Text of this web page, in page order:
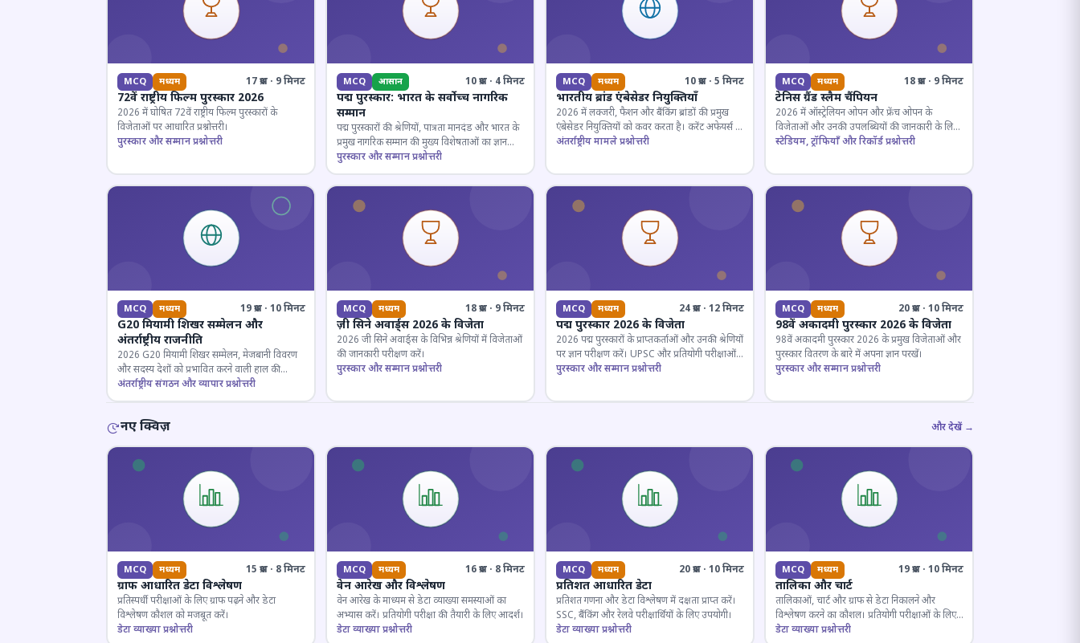
MCQ मध्यम 17 प्रश्न · 9 मिनट
72वें राष्ट्रीय फिल्म पुरस्कार 2026
2026 में घोषित 72वें राष्ट्रीय फिल्म पुरस्कारों के
विजेताओं पर आधारित प्रश्नोत्तरी।
पुरस्कार और सम्मान प्रश्नोत्तरी
MCQ आसान 10 प्रश्न · 4 मिनट
पद्म पुरस्कार: भारत के सर्वोच्च नागरिक
सम्मान
पद्म पुरस्कारों की श्रेणियों, पात्रता मानदंड और भारत के
प्रमुख नागरिक सम्मान की मुख्य विशेषताओं का ज्ञान
परखें।
पुरस्कार और सम्मान प्रश्नोत्तरी
MCQ मध्यम 10 प्रश्न · 5 मिनट
भारतीय ब्रांड एंबेसेडर नियुक्तियाँ
2026 में लक्जरी, फैशन और बैंकिंग ब्रांडों की प्रमुख
एंबेसेडर नियुक्तियों को कवर करता है। करेंट अफेयर्स के
लिए जरूरी।
अंतर्राष्ट्रीय मामले प्रश्नोत्तरी
MCQ मध्यम 18 प्रश्न · 9 मिनट
टेनिस ग्रैंड स्लैम चैंपियन
2026 में ऑस्ट्रेलियन ओपन और फ्रेंच ओपन के
विजेताओं और उनकी उपलब्धियों की जानकारी के लिए
क्विज़।
स्टेडियम, ट्रॉफियाँ और रिकॉर्ड प्रश्नोत्तरी
MCQ मध्यम 19 प्रश्न · 10 मिनट
G20 मियामी शिखर सम्मेलन और
अंतर्राष्ट्रीय राजनीति
2026 G20 मियामी शिखर सम्मेलन, मेजबानी विवरण
और सदस्य देशों को प्रभावित करने वाली हाल की
राजनयिक घटनाओं पर ज्ञान परीक्षण करें।
अंतर्राष्ट्रीय संगठन और व्यापार प्रश्नोत्तरी
MCQ मध्यम 18 प्रश्न · 9 मिनट
ज़ी सिने अवार्ड्स 2026 के विजेता
2026 जी सिने अवार्ड्स के विभिन्न श्रेणियों में विजेताओं
की जानकारी परीक्षण करें।
पुरस्कार और सम्मान प्रश्नोत्तरी
MCQ मध्यम 24 प्रश्न · 12 मिनट
पद्म पुरस्कार 2026 के विजेता
2026 पद्म पुरस्कारों के प्राप्तकर्ताओं और उनकी श्रेणियों
पर ज्ञान परीक्षण करें। UPSC और प्रतियोगी परीक्षाओं
के लिए महत्वपूर्ण।
पुरस्कार और सम्मान प्रश्नोत्तरी
MCQ मध्यम 20 प्रश्न · 10 मिनट
98वें अकादमी पुरस्कार 2026 के विजेता
98वें अकादमी पुरस्कार 2026 के प्रमुख विजेताओं और
पुरस्कार वितरण के बारे में अपना ज्ञान परखें।
पुरस्कार और सम्मान प्रश्नोत्तरी
नए क्विज़ और देखें →
MCQ मध्यम 15 प्रश्न · 8 मिनट
ग्राफ आधारित डेटा विश्लेषण
प्रतिस्पर्धी परीक्षाओं के लिए ग्राफ पढ़ने और डेटा
विश्लेषण कौशल को मजबूत करें।
डेटा व्याख्या प्रश्नोत्तरी
MCQ मध्यम 16 प्रश्न · 8 मिनट
वेन आरेख और विश्लेषण
वेन आरेख के माध्यम से डेटा व्याख्या समस्याओं का
अभ्यास करें। प्रतियोगी परीक्षा की तैयारी के लिए आदर्श।
डेटा व्याख्या प्रश्नोत्तरी
MCQ मध्यम 20 प्रश्न · 10 मिनट
प्रतिशत आधारित डेटा
प्रतिशत गणना और डेटा विश्लेषण में दक्षता प्राप्त करें।
SSC, बैंकिंग और रेलवे परीक्षार्थियों के लिए उपयोगी।
डेटा व्याख्या प्रश्नोत्तरी
MCQ मध्यम 19 प्रश्न · 10 मिनट
तालिका और चार्ट
तालिकाओं, चार्ट और ग्राफ से डेटा निकालने और
विश्लेषण करने का कौशल। प्रतियोगी परीक्षाओं के लिए
अनिवार्य।
डेटा व्याख्या प्रश्नोत्तरी